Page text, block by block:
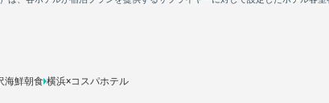
海鮮朝食 横浜×コスパホテル